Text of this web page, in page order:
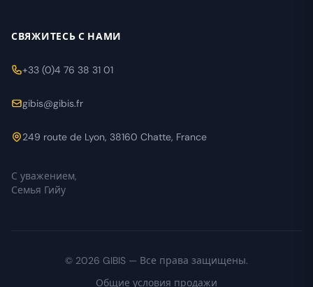
СВЯЖИТЕСЬ С НАМИ
+33 (0)4 76 38 31 01
gibis@gibis.fr
249 route de Lyon, 38160 Chatte, France
С уважением,
Семья Гийу
© 2026 GIBIS — Все права защищены.
Общие условия продажи